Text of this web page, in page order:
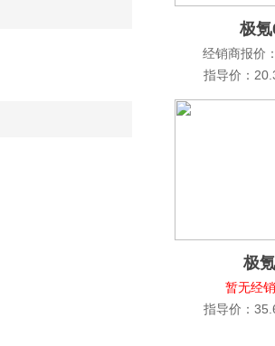
极
经销商报价：
指导价：
极
暂无经
指导价：